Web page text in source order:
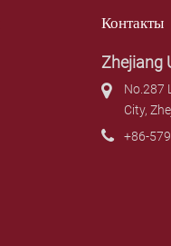
Контакты
Zhejiang
No.287
City,
+86-